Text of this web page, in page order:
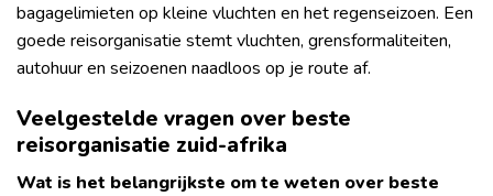
bagagelimieten op kleine vluchten en het regenseizoen. Een
goede reisorganisatie stemt vluchten, grensformaliteiten,
autohuur en seizoenen naadloos op je route af.
Veelgestelde vragen over beste
reisorganisatie zuid-afrika
Wat is het belangrijkste om te weten over beste